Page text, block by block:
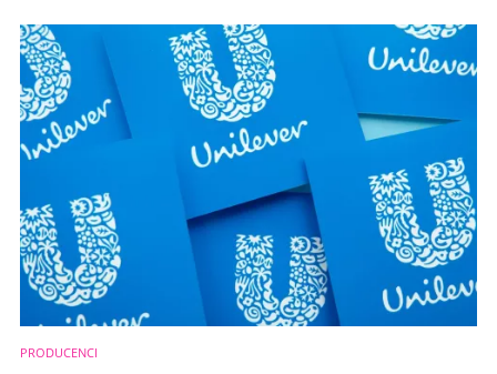
szersze wody – analizują ...
PRODUCENCI